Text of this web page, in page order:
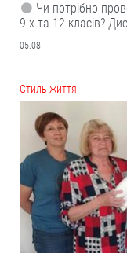
Чи потрібно
9-х та 12 класів?
05.08
Cтиль життя